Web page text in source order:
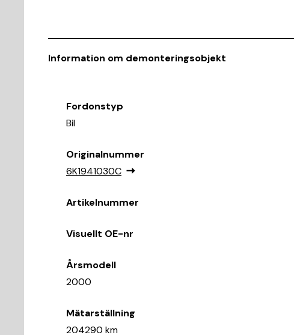
Information om demonteringsobjekt
Fordonstyp
Bil
Originalnummer
6K1941030C
Artikelnummer
Visuellt OE-nr
Årsmodell
2000
Mätarställning
204290 km